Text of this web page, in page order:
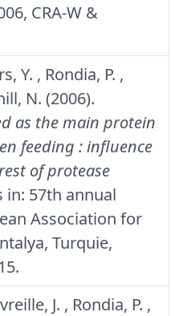
CRA-W &
Y. , Rondia, P. ,
N. (2006).
as the main protein
feeding : influence
of protease
in: 57th annual
Association for
Turquie,
J. , Rondia, P. ,